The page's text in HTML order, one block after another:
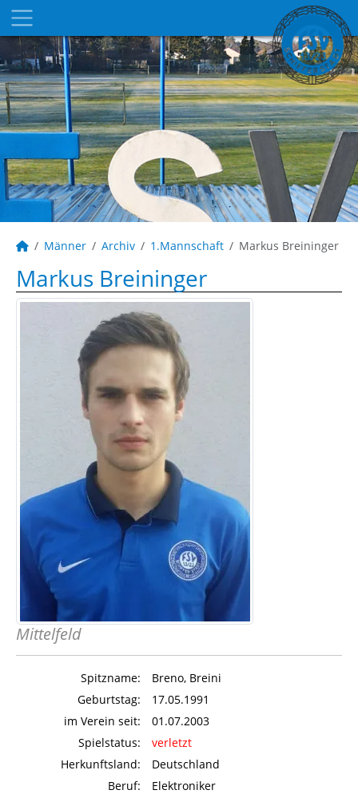
Männer Archiv 1.Mannschaft Markus Breininger
Markus Breininger
Mittelfeld
Spitzname:
Breno, Breini
Geburtstag:
17.05.1991
im Verein seit:
01.07.2003
Spielstatus:
verletzt
Herkunftsland:
Deutschland
Beruf:
Elektroniker